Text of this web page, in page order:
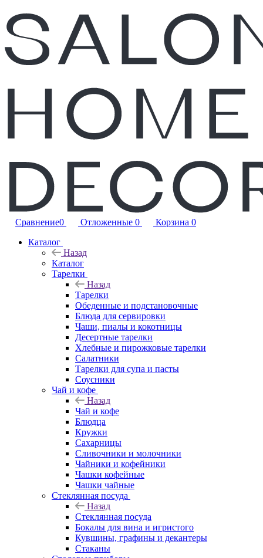
Сравнение0 Отложенные 0 Корзина 0
Каталог
Назад
Каталог
Тарелки
Назад
Тарелки
Обеденные и подстановочные
Блюда для сервировки
Чаши, пиалы и кокотницы
Десертные тарелки
Хлебные и пирожковые тарелки
Салатники
Тарелки для супа и пасты
Соусники
Чай и кофе
Назад
Чай и кофе
Блюдца
Кружки
Сахарницы
Сливочники и молочники
Чайники и кофейники
Чашки кофейные
Чашки чайные
Стеклянная посуда
Назад
Стеклянная посуда
Бокалы для вина и игристого
Кувшины, графины и декантеры
Стаканы